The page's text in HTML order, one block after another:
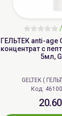
/
ГЕЛЬТЕК anti-
концентрат с
5мл,
GELTEK (
Код: